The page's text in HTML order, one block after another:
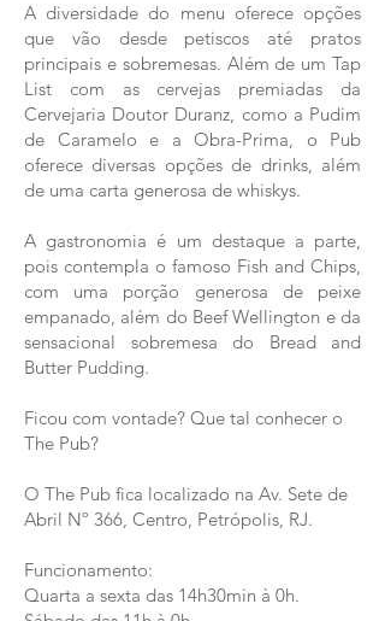
A diversidade do menu oferece opções
que vão desde petiscos até pratos
principais e sobremesas. Além de um Tap
List com as cervejas premiadas da
Cervejaria Doutor Duranz, como a Pudim
de Caramelo e a Obra-Prima, o Pub
oferece diversas opções de drinks, além
de uma carta generosa de whiskys.
A gastronomia é um destaque a parte,
pois contempla o famoso Fish and Chips,
com uma porção generosa de peixe
empanado, além do Beef Wellington e da
sensacional sobremesa do Bread and
Butter Pudding.
Ficou com vontade? Que tal conhecer o
The Pub?
O The Pub fica localizado na Av. Sete de
Abril Nº 366, Centro, Petrópolis, RJ.
Funcionamento:
Quarta a sexta das 14h30min à 0h.